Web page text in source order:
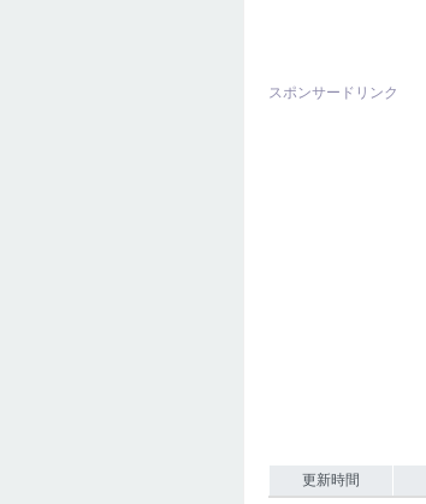
スポンサードリンク
更新時間